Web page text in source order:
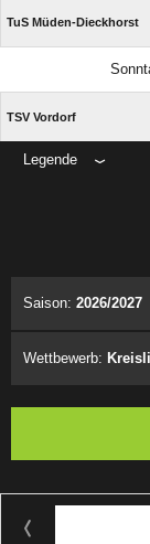
TuS Müden-Dieckhorst
TSV Vordorf
Legende
Saison: 2026/2027
Wettbewerb: